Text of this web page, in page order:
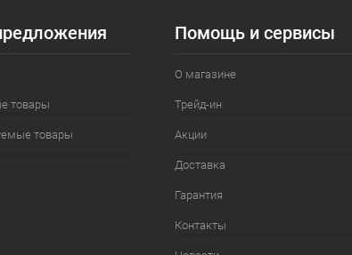
товары
товары
Помощь и сервисы
О магазине
Трейд-ин
Акции
Доставка
Гарантия
Контакты